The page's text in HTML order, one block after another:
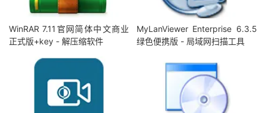
WinRAR 7.11官网简体中文商业
正式版+key - 解压缩软件
MyLanViewer Enterprise 6.3.5
绿色便携版 - 局域网扫描工具